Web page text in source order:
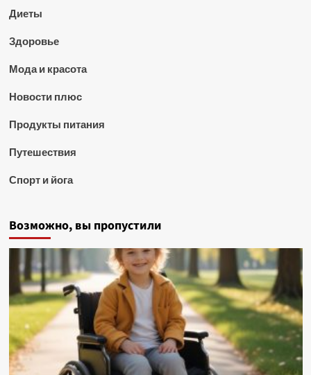
Диеты
Здоровье
Мода и красота
Новости плюс
Продукты питания
Путешествия
Спорт и йога
Возможно, вы пропустили